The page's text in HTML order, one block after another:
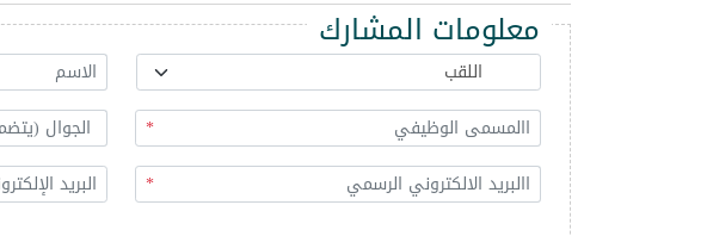
معلومات المشارك
*
*